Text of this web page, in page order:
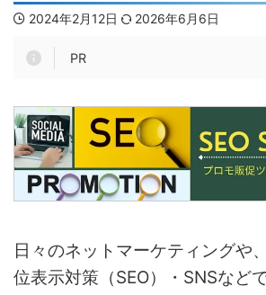
2024年2月12日 2026年6月6日
PR
日々のネットマーケティングや
位表示対策（SEO）・SNSなど